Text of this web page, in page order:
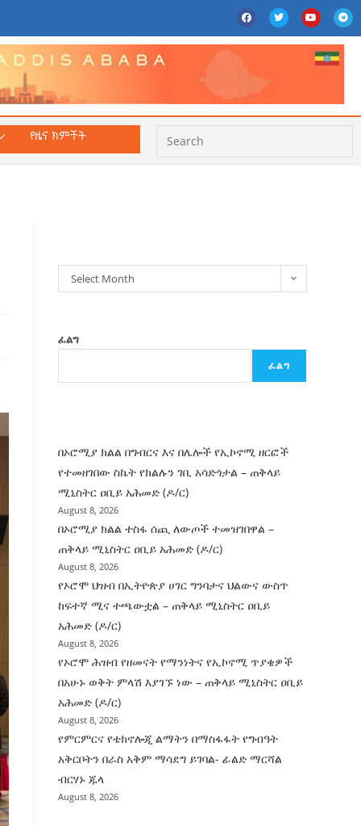
የዜና ክምችት
Select Month
ፈልግ
ፈልግ
በኦሮሚያ ክልል በግብርና እና በሌሎች የኢኮኖሚ ዘርፎች
የተመዘገበው ስኬት የክልሉን ገቢ አሳድጎታል – ጠቅላይ
ሚኒስትር ዐቢይ አሕመድ (ዶ/ር)
August 8, 2026
በኦሮሚያ ክልል ተስፋ ሰጪ ለውጦች ተመዝገበዋል –
ጠቅላይ ሚኒስትር ዐቢይ አሕመድ (ዶ/ር)
August 8, 2026
የኦሮሞ ህዝብ በኢትዮጵያ ሀገር ግንባታና ህልውና ውስጥ
ከፍተኛ ሚና ተጫውቷል – ጠቅላይ ሚኒስትር ዐቢይ
አሕመድ (ዶ/ር)
August 8, 2026
የኦሮሞ ሕዝብ የዘመናት የማንነትና የኢኮኖሚ ጥያቄዎች
በአሁኑ ወቅት ምላሽ እያገኙ ነው – ጠቅላይ ሚኒስትር ዐቢይ
አሕመድ (ዶ/ር)
August 8, 2026
የምርምርና የቴክኖሎጂ ልማትን በማስፋፋት የግብዓት
አቅርቦትን በራስ አቅም ማሳደግ ይገባል- ፊልድ ማርሻል
ብርሃኑ ጁላ
August 8, 2026